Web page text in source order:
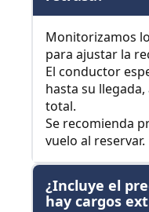
Monitorizamos
para ajustar la
El conductor
hasta su
total.
Se recomienda
vuelo al reservar.
¿Incluye el
hay cargos